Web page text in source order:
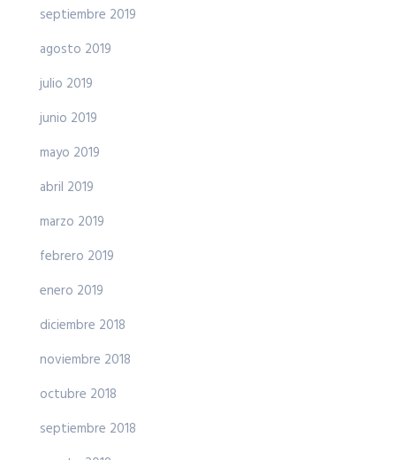
septiembre 2019
agosto 2019
julio 2019
junio 2019
mayo 2019
abril 2019
marzo 2019
febrero 2019
enero 2019
diciembre 2018
noviembre 2018
octubre 2018
septiembre 2018